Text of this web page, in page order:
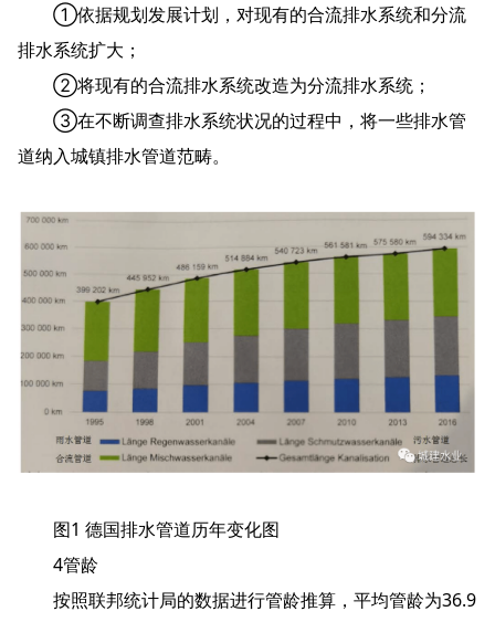
①依据规划发展计划，对现有的合流排水系统和分流
排水系统扩大；
②将现有的合流排水系统改造为分流排水系统；
③在不断调查排水系统状况的过程中，将一些排水管
道纳入城镇排水管道范畴。
图1 德国排水管道历年变化图
4管龄
按照联邦统计局的数据进行管龄推算，平均管龄为36.9